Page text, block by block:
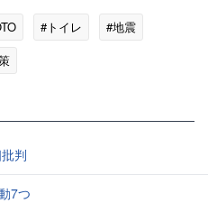
#トイレ
#地震
判
7つ